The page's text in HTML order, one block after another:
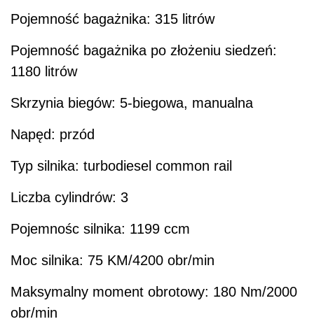
Pojemność bagażnika: 315 litrów
Pojemność bagażnika po złożeniu siedzeń:
1180 litrów
Skrzynia biegów: 5-biegowa, manualna
Napęd: przód
Typ silnika: turbodiesel common rail
Liczba cylindrów: 3
Pojemnośc silnika: 1199 ccm
Moc silnika: 75 KM/4200 obr/min
Maksymalny moment obrotowy: 180 Nm/2000
obr/min